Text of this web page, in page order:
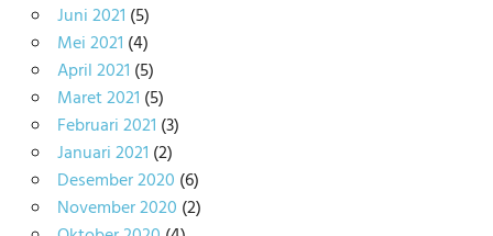
Juni 2021 (5)
Mei 2021 (4)
April 2021 (5)
Maret 2021 (5)
Februari 2021 (3)
Januari 2021 (2)
Desember 2020 (6)
November 2020 (2)